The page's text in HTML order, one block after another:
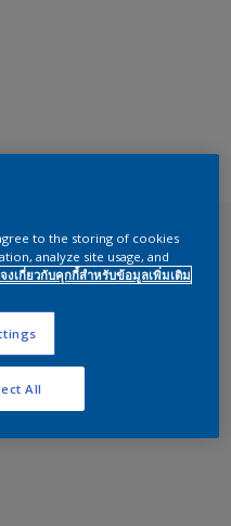
to the storing of cookies
analyze site usage, and
งเกี่ยวกับคุกกี้สำหรับข้อมูลเพิ่มเติม
All